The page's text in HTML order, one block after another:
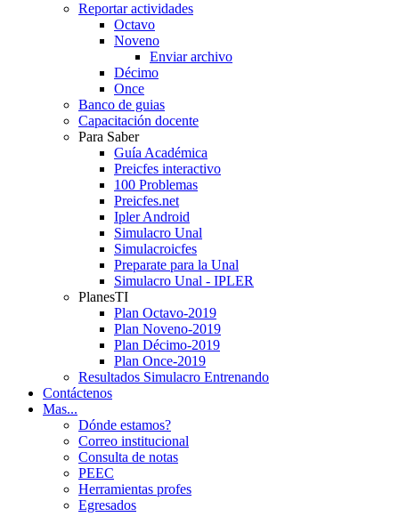
Reportar actividades
Octavo
Noveno
Enviar archivo
Décimo
Once
Banco de guias
Capacitación docente
Para Saber
Guía Académica
Preicfes interactivo
100 Problemas
Preicfes.net
Ipler Android
Simulacro Unal
Simulacroicfes
Preparate para la Unal
Simulacro Unal - IPLER
PlanesTI
Plan Octavo-2019
Plan Noveno-2019
Plan Décimo-2019
Plan Once-2019
Resultados Simulacro Entrenando
Contáctenos
Mas...
Dónde estamos?
Correo institucional
Consulta de notas
PEEC
Herramientas profes
Egresados